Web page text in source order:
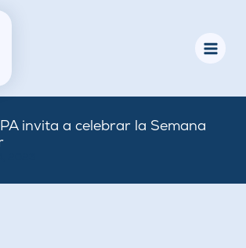
invita a celebrar la Semana